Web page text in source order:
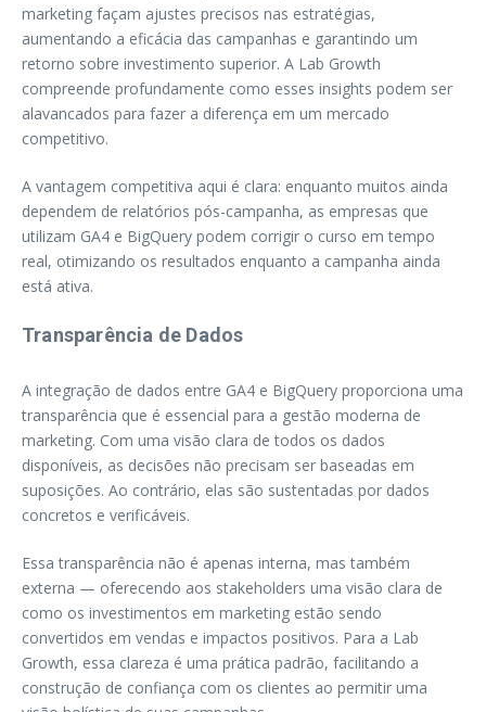
marketing façam ajustes precisos nas estratégias,
aumentando a eficácia das campanhas e garantindo um
retorno sobre investimento superior. A Lab Growth
compreende profundamente como esses insights podem ser
alavancados para fazer a diferença em um mercado
competitivo.
A vantagem competitiva aqui é clara: enquanto muitos ainda
dependem de relatórios pós-campanha, as empresas que
utilizam GA4 e BigQuery podem corrigir o curso em tempo
real, otimizando os resultados enquanto a campanha ainda
está ativa.
Transparência de Dados
A integração de dados entre GA4 e BigQuery proporciona uma
transparência que é essencial para a gestão moderna de
marketing. Com uma visão clara de todos os dados
disponíveis, as decisões não precisam ser baseadas em
suposições. Ao contrário, elas são sustentadas por dados
concretos e verificáveis.
Essa transparência não é apenas interna, mas também
externa — oferecendo aos stakeholders uma visão clara de
como os investimentos em marketing estão sendo
convertidos em vendas e impactos positivos. Para a Lab
Growth, essa clareza é uma prática padrão, facilitando a
construção de confiança com os clientes ao permitir uma